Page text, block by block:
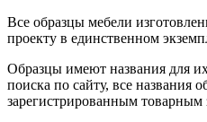
Все образцы мебели
проекту в единственном
Образцы имеют названия для
поиска по сайту, все названия
зарегистрированным товарным